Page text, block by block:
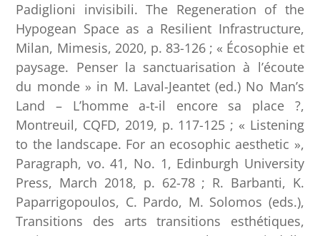
Padiglioni invisibili. The Regeneration of the
Hypogean Space as a Resilient Infrastructure,
Milan, Mimesis, 2020, p. 83-126 ; « Écosophie et
paysage. Penser la sanctuarisation à l’écoute
du monde » in M. Laval-Jeantet (ed.) No Man’s
Land – L’homme a-t-il encore sa place ?,
Montreuil, CQFD, 2019, p. 117-125 ; « Listening
to the landscape. For an ecosophic aesthetic »,
Paragraph, vo. 41, No. 1, Edinburgh University
Press, March 2018, p. 62-78 ; R. Barbanti, K.
Paparrigopoulos, C. Pardo, M. Solomos (eds.),
Transitions des arts transitions esthétiques,